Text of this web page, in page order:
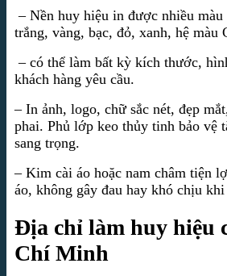
– Nền huy hiệu in được nhiều màu
trắng, vàng, bạc, đỏ, xanh, hệ màu
– có thể làm bất kỳ kích thước,
khách hàng yêu cầu.
– In ảnh, logo, chữ sắc nét, đẹp
phai. Phủ lớp keo thủy tinh bảo vệ
sang trọng.
– Kim cài áo hoặc nam châm tiện
áo, không gây đau hay khó chịu khi
Địa chỉ làm huy hiệu
Chí Minh